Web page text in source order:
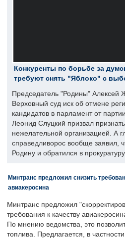
Конкуренты по борьбе за
требуют снять "Яблоко" с
Председатель "Родины" Алексей
Верховный суд иск об отмене
кандидатов в парламент от
Леонид Слуцкий призвал
нежелательной организацией. А
справедливорос вообще заявил,
Родину и обратился в
Минтранс предложил снизить
авиакеросина
Минтранс предложил
требования к качеству
По мнению ведомства, это
топлива. Предлагается, в